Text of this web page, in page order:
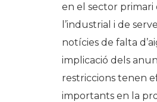
en el sector primari
l’industrial i de
notícies de falta
implicació dels
restriccions tenen
importants en la